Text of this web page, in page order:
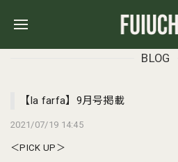
BLOG
【la farfa】9月号掲載
2021/07/19 14:45
＜PICK UP＞